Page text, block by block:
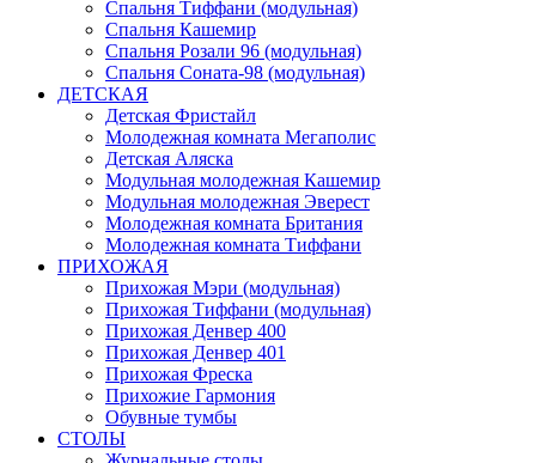
Спальня Тиффани (модульная)
Спальня Кашемир
Спальня Розали 96 (модульная)
Спальня Соната-98 (модульная)
ДЕТСКАЯ
Детская Фристайл
Молодежная комната Мегаполис
Детская Аляска
Модульная молодежная Кашемир
Модульная молодежная Эверест
Молодежная комната Британия
Молодежная комната Тиффани
ПРИХОЖАЯ
Прихожая Мэри (модульная)
Прихожая Тиффани (модульная)
Прихожая Денвер 400
Прихожая Денвер 401
Прихожая Фреска
Прихожие Гармония
Обувные тумбы
СТОЛЫ